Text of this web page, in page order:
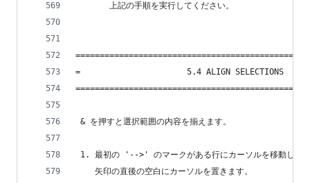
       上記の手順を実行してください。
=                      5.4 ALIGN
& を押すと選択範囲の内容を揃えます。
1. 最初の '-->' のマークがある行にカーソルを移動して
    矢印の直後の空白にカーソルを置きます。